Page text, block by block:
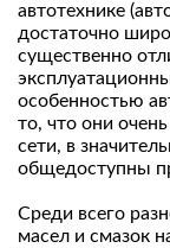
автотехнике
достаточно
существенно
особенностью
то, что они
сети, в
общедоступны
Среди всего
масел и смазок